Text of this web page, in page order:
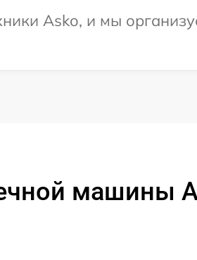
Asko, и мы
машины